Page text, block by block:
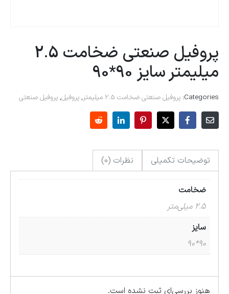
پروفیل صنعتی ضخامت 2.5
میلیمتر سایز 90*90
Categories: پروفیل صنعتی ضخامت 2.5 میلیمتر ,پروفیل,پروفیل صنعتی
توضیحات تکمیلی نظرات (0)
ضخامت
۲.۵ میلی‌متر
سایز
۹۰*۹۰
هنوز بررسی‌ای ثبت نشده است.